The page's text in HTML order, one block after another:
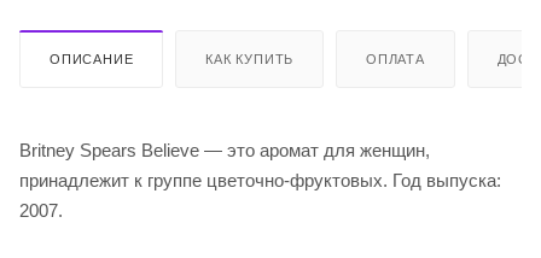
ОПИСАНИЕ КАК КУПИТЬ ОПЛАТА
Britney Spears Believe — это аромат для женщин,
принадлежит к группе цветочно-фруктовых. Год выпуска:
2007.